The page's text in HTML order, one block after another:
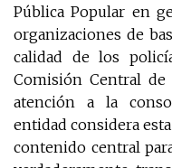
Pública Popular en
organizaciones de
calidad de los
Comisión Central de
atención a la
entidad considera
contenido central